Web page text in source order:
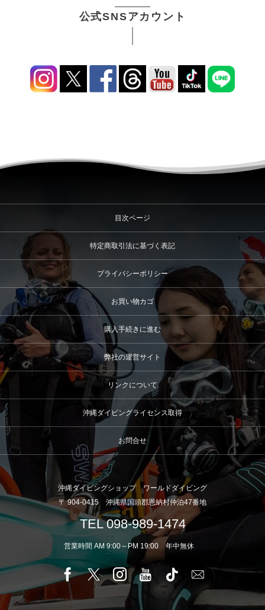
公式SNSアカウント
目次ページ
特定商取引法に基づく表記
プライバシーポリシー
お買い物カゴ
購入手続きに進む
弊社の運営サイト
リンクについて
沖縄ダイビングライセンス取得
お問合せ
沖縄ダイビングショップ ワールドダイビング
〒 904-0415 沖縄県国頭郡恩納村仲泊47番地
TEL 098-989-1474
営業時間 AM 9:00～PM 19:00 年中無休